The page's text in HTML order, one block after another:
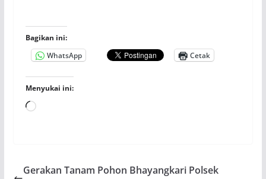
Bagikan ini:
WhatsApp
Cetak
Menyukai ini:
Memuat...
Gerakan Tanam Pohon Bhayangkari Polsek